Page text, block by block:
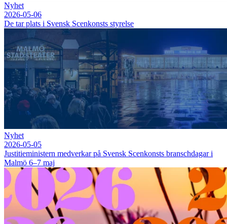
Nyhet
2026-05-06
De tar plats i Svensk Scenkonsts styrelse
Nyhet
2026-05-05
Justitieministern medverkar på Svensk Scenkonsts branschdagar i
Malmö 6–7 maj